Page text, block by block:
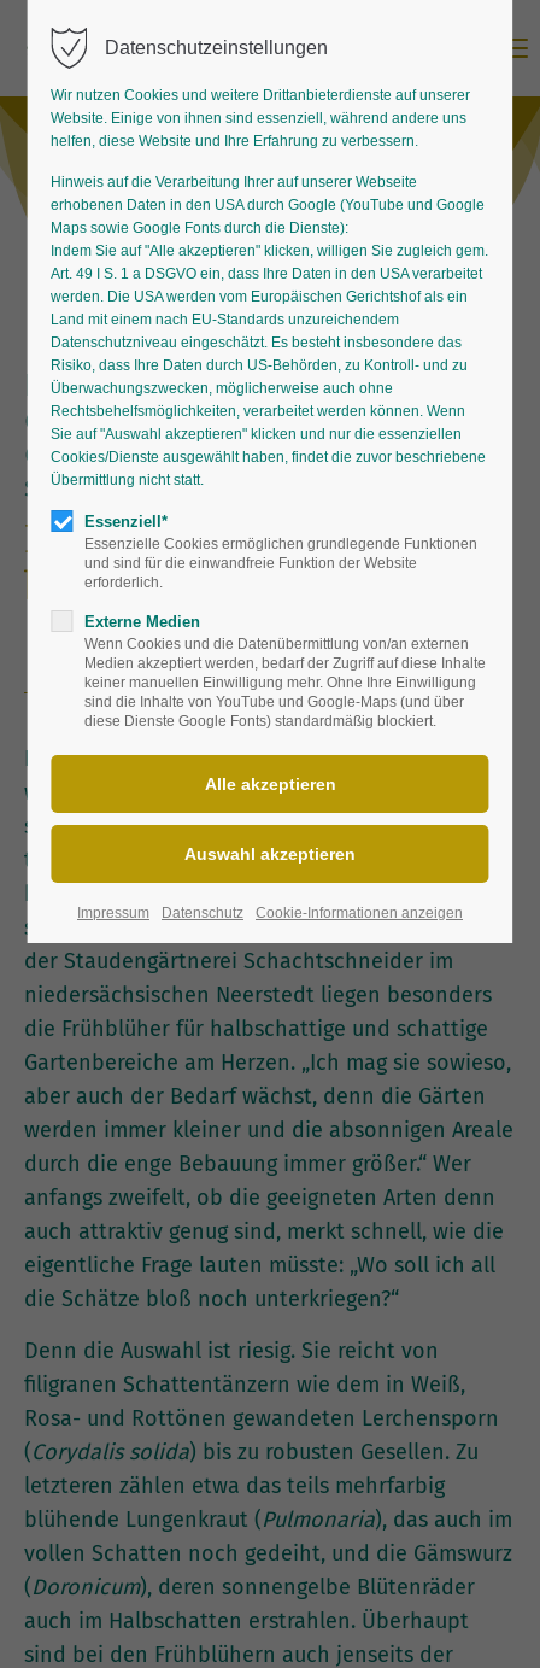
Die Frühlingssonne lockt nicht nur
die Menschen wieder nach
draußen, auch im Beet reckt und
streckt es sich allerorten.
Frühblühende Stauden
beleben Beet und Terrasse
– auch im Schatten
Die Frühlingssonne lockt nicht nur die Menschen
wieder nach draußen, auch im Beet reckt und
streckt es sich allerorten. „Ich finde es einfach
toll, wenn im Garten das Leben erwacht, auch
stellt Jens Schachtschneider fest. Dem Inhaber
der Staudengärtnerei Schachtschneider im
niedersächsischen Neerstedt liegen besonders
die Frühblüher für halbschattige und schattige
Gartenbereiche am Herzen. „Ich mag sie sowieso,
aber auch der Bedarf wächst, denn die Gärten
werden immer kleiner und die absonnigen Areale
durch die enge Bebauung immer größer.“ Wer
anfangs zweifelt, ob die geeigneten Arten denn
auch attraktiv genug sind, merkt schnell, wie die
eigentliche Frage lauten müsste: „Wo soll ich all
die Schätze bloß noch unterkriegen?“
Denn die Auswahl ist riesig. Sie reicht von
filigranen Schattentänzern wie dem in Weiß,
Rosa- und Rottönen gewandeten Lerchensporn
(Corydalis solida) bis zu robusten Gesellen. Zu
letzteren zählen etwa das teils mehrfarbig
blühende Lungenkraut (Pulmonaria), das auch im
vollen Schatten noch gedeiht, und die Gämswurz
(Doronicum), deren sonnengelbe Blütenräder
auch im Halbschatten erstrahlen. Überhaupt
sind bei den Frühblühern auch jenseits der
Datenschutzeinstellungen
Wir nutzen Cookies und weitere Drittanbieterdienste auf unserer
Website. Einige von ihnen sind essenziell, während andere uns
helfen, diese Website und Ihre Erfahrung zu verbessern.
Hinweis auf die Verarbeitung Ihrer auf unserer Webseite
erhobenen Daten in den USA durch Google (YouTube und Google
Maps sowie Google Fonts durch die Dienste):
Indem Sie auf "Alle akzeptieren" klicken, willigen Sie zugleich gem.
Art. 49 I S. 1 a DSGVO ein, dass Ihre Daten in den USA verarbeitet
werden. Die USA werden vom Europäischen Gerichtshof als ein
Land mit einem nach EU-Standards unzureichendem
Datenschutzniveau eingeschätzt. Es besteht insbesondere das
Risiko, dass Ihre Daten durch US-Behörden, zu Kontroll- und zu
Überwachungszwecken, möglicherweise auch ohne
Rechtsbehelfsmöglichkeiten, verarbeitet werden können. Wenn
Sie auf "Auswahl akzeptieren" klicken und nur die essenziellen
Cookies/Dienste ausgewählt haben, findet die zuvor beschriebene
Übermittlung nicht statt.
Essenziell*
Essenzielle Cookies ermöglichen grundlegende Funktionen
und sind für die einwandfreie Funktion der Website
erforderlich.
Externe Medien
Wenn Cookies und die Datenübermittlung von/an externen
Medien akzeptiert werden, bedarf der Zugriff auf diese Inhalte
keiner manuellen Einwilligung mehr. Ohne Ihre Einwilligung
sind die Inhalte von YouTube und Google-Maps (und über
diese Dienste Google Fonts) standardmäßig blockiert.
Impressum Datenschutz Cookie-Informationen anzeigen